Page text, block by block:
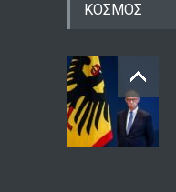
ΚΟΣΜΟΣ